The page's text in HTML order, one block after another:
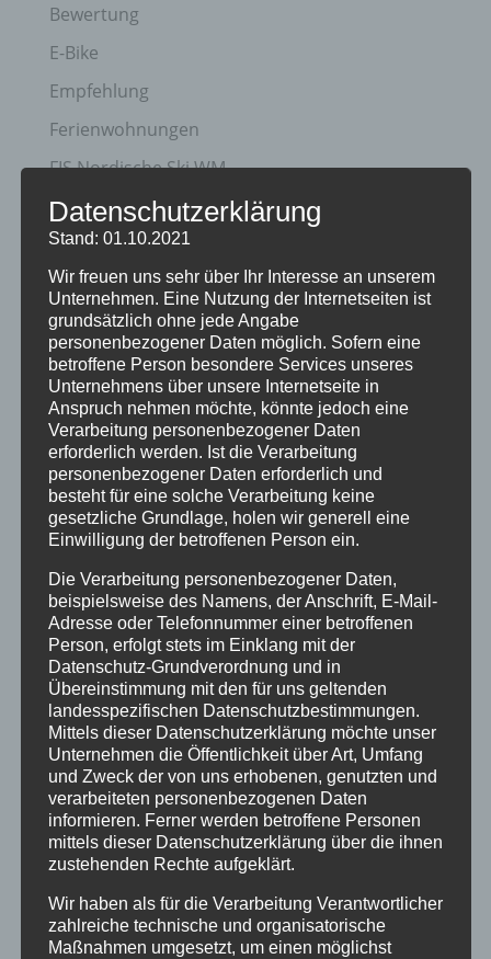
Bewertung
E-Bike
Empfehlung
Ferienwohnungen
FIS Nordische Ski WM
Gäste
Gesundheit
Haus Partale
Info
Oberstdorf
Stellenangebot
Traveller Review Award
Urlaub
Veranstaltungstipp
Wintersport
Bei uns…
BERGBAHN UNLIMITED
Ausgezeichnet von KAYAK
Datenschutzerklärung
Stand: 01.10.2021
Wir freuen uns sehr über Ihr Interesse an unserem
Unternehmen. Eine Nutzung der Internetseiten ist
grundsätzlich ohne jede Angabe
personenbezogener Daten möglich. Sofern eine
betroffene Person besondere Services unseres
Unternehmens über unsere Internetseite in
Anspruch nehmen möchte, könnte jedoch eine
Verarbeitung personenbezogener Daten
erforderlich werden. Ist die Verarbeitung
personenbezogener Daten erforderlich und
besteht für eine solche Verarbeitung keine
gesetzliche Grundlage, holen wir generell eine
Einwilligung der betroffenen Person ein.
Die Verarbeitung personenbezogener Daten,
beispielsweise des Namens, der Anschrift, E-Mail-
Adresse oder Telefonnummer einer betroffenen
Person, erfolgt stets im Einklang mit der
Datenschutz-Grundverordnung und in
Übereinstimmung mit den für uns geltenden
landesspezifischen Datenschutzbestimmungen.
Mittels dieser Datenschutzerklärung möchte unser
Unternehmen die Öffentlichkeit über Art, Umfang
und Zweck der von uns erhobenen, genutzten und
verarbeiteten personenbezogenen Daten
informieren. Ferner werden betroffene Personen
mittels dieser Datenschutzerklärung über die ihnen
zustehenden Rechte aufgeklärt.
Wir haben als für die Verarbeitung Verantwortlicher
zahlreiche technische und organisatorische
Maßnahmen umgesetzt, um einen möglichst